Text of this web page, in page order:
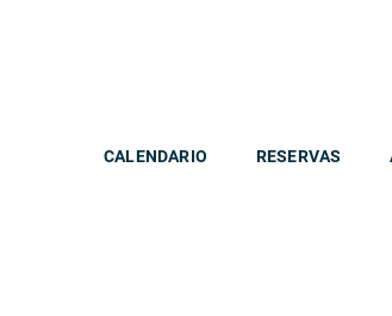
CALENDARIO RESERVAS